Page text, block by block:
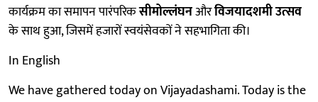
कार्यक्रम का समापन पारंपरिकसीमोल्लंघनऔरविजयादशमी उत्सव
के साथ हुआ, जिसमें हजारों स्वयंसेवकों ने सहभागिता की।
In English
We have gathered today on Vijayadashami. Today is the